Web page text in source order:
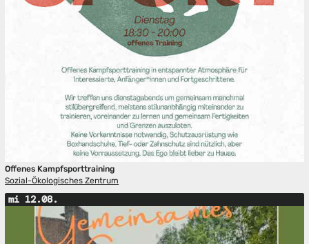
Offenes Kampfsporttraining
Sozial-Ökologisches Zentrum
mi 12.08.